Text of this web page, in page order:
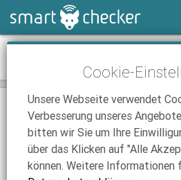
Smartphone Vergleich
Anbieter
iPhone Tarifvergleich
News
Tarifvergleich
Tablet Vergleich
Surfsticks
iPad Tarifvergleich
Tarifvergleich
Internetanbieter
DSL Tarife
SmartChecker TV
TARIF
Cookie-
Unsere Webseite verwendet
Verbesserung unseres
bitten wir Sie um Ihre
über das Klicken auf "Alle
können. Weitere Informationen